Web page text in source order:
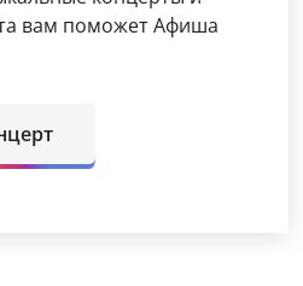
вам поможет Афиша